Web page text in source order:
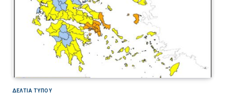
ΔΕΛΤΙΑ ΤΥΠΟΥ